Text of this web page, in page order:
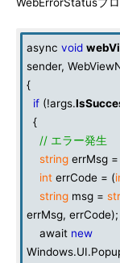
async void
sender,
{
if (!args.
{
// エラー発生
string errMsg
int errCode = (
string msg =
errMsg, errCode);
await new